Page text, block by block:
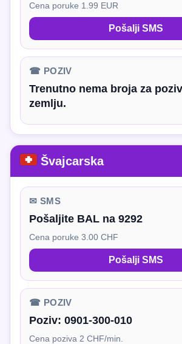
Cena poruke 1.99 EUR
Pošalji SMS
☎ POZIV
Trenutno nema broja za
zemlju.
Švajcarska
✉ SMS
Pošaljite BAL na 9292
Cena poruke 3.00 CHF
Pošalji SMS
☎ POZIV
Poziv: 0901-300-010
Cena poziva 2 CHF/min.